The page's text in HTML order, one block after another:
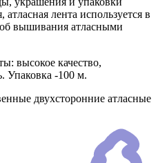
лента используется в
вышивания атласными
высокое качество,
Упаковка -100 м.
двухсторонние атласные